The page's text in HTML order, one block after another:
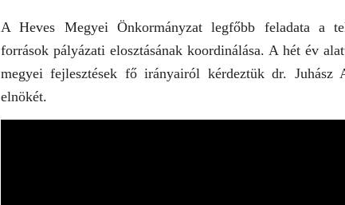
A Heves Megyei Önkormányzat legfőbb feladata a
források pályázati elosztásának koordinálása. A hét év
megyei fejlesztések fő irányairól kérdeztük dr.
elnökét.